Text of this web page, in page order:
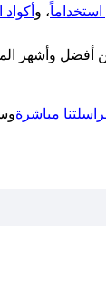
، و
وأشهر
مباشرة